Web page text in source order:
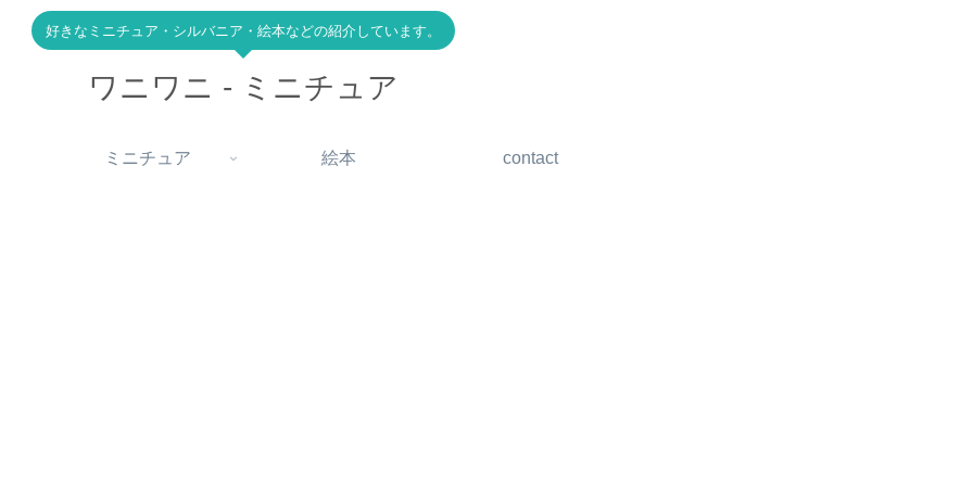
好きなミニチュア・シルバニア・絵本などの紹介しています。
ワニワニ - ミニチュア
ミニチュア 絵本 contact